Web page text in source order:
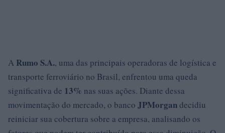
A Rumo S.A., uma das principais operadoras de logística e
transporte ferroviário no Brasil, enfrentou uma queda
significativa de 13% nas suas ações. Diante dessa
movimentação do mercado, o banco JPMorgandecidiu
reiniciar sua cobertura sobre a empresa, analisando os